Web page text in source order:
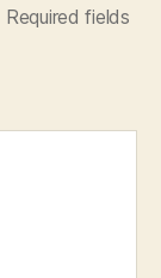
Required fields